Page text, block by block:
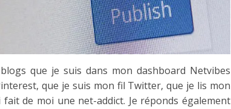
que je suis dans mon dashboard Netvibes
que je suis mon fil Twitter, que je lis mon
de moi une net-addict. Je réponds également